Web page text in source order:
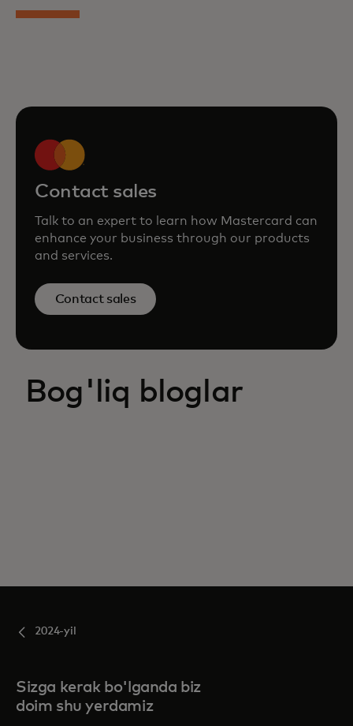
Contact sales
Talk to an expert to learn how Mastercard can
enhance your business through our products
and services.
Contact sales
Bog'liq bloglar
2024-yil
Sizga kerak bo'lganda biz
doim shu yerdamiz